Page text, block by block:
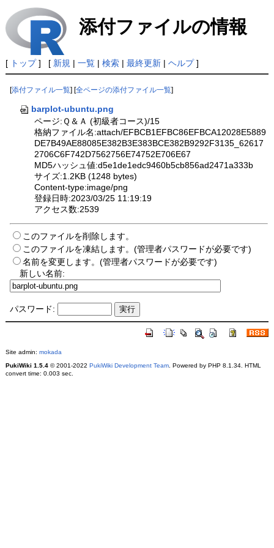
添付ファイルの情報
[ トップ] [ 新規 | 一覧| 検索| 最終更新| ヘルプ]
[添付ファイル一覧 ] [全ページの添付ファイル一覧
barplot-ubuntu.png
ページ:Ｑ＆Ａ (初級者コース)/15
格納ファイル名:attach/EFBCB1EFBC86EFBCA12028E5889
DE7B49AE88085E382B3E383BCE382B9292F3135_62617
2706C6F742D7562756E74752E706E67
MD5ハッシュ値:d5e1de1edc9460b5cb856ad2471a333b
サイズ:1.2KB (1248 bytes)
Content-type:image/png
登録日時:2023/03/25 11:19:19
アクセス数:2539
このファイルを削除します。
このファイルを凍結します。(管理者パスワードが必要です)
名前を変更します。(管理者パスワードが必要です)
新しい名前:
パスワード:
Site admin: mokada
PukiWiki 1.5.4© 2001-2022 PukiWiki Development Team. Powered by PHP 8.1.34. HTML
convert time: 0.003 sec.